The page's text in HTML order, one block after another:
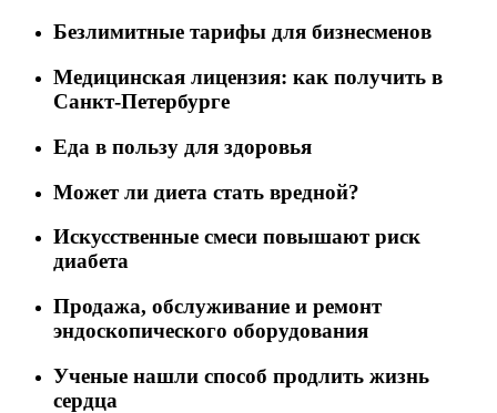
Безлимитные тарифы для бизнесменов
Медицинская лицензия: как получить в
Санкт-Петербурге
Еда в пользу для здоровья
Может ли диета стать вредной?
Искусственные смеси повышают риск
диабета
Продажа, обслуживание и ремонт
эндоскопического оборудования
Ученые нашли способ продлить жизнь
сердца